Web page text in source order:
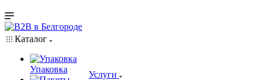
Каталог
Упаковка
Услуги